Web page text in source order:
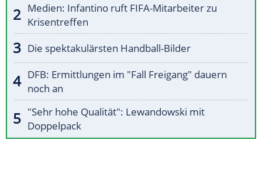
Medien: Infantino ruft FIFA-Mitarbeiter zu
Krisentreffen
Die spektakulärsten Handball-Bilder
DFB: Ermittlungen im "Fall Freigang" dauern
noch an
"Sehr hohe Qualität": Lewandowski mit
Doppelpack